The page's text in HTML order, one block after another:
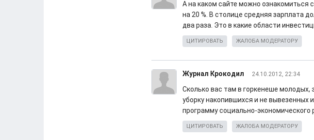
А на каком сайте можно ознакомиться
на 20 %. В столице средняя зарплата
два раза. Это в какие области
ЦИТИРОВАТЬ ЖАЛОБА МОДЕРАТОРУ
Журнал Крокодил 24.10.2012, 22:34
Сколько вас там в горкенеше молодых,
уборку накопившихся и не
программу социально-экономического
ЦИТИРОВАТЬ ЖАЛОБА МОДЕРАТОРУ